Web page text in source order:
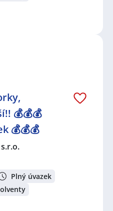
💰💰💰
💰💰💰
Plný úvazek